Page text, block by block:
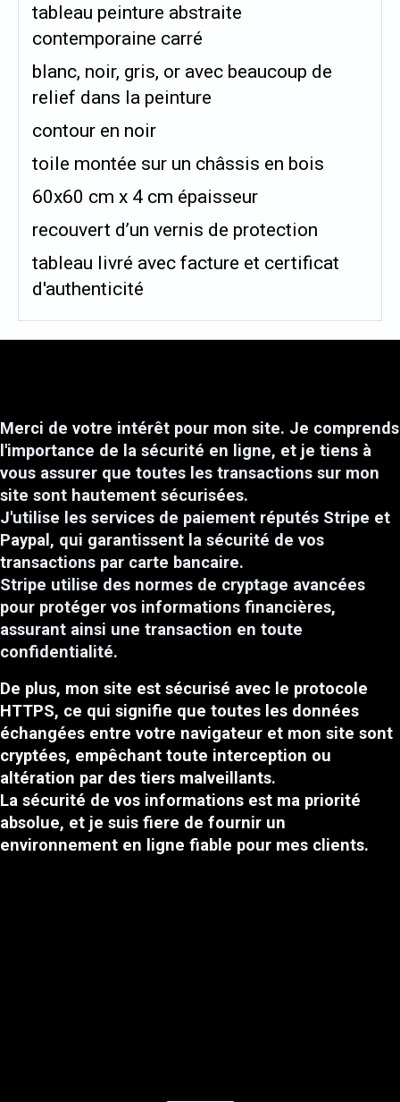
tableau peinture abstraite
contemporaine carré
blanc, noir, gris, or avec beaucoup de
relief dans la peinture
contour en noir
toile montée sur un châssis en bois
60x60 cm x 4 cm épaisseur
recouvert d’un vernis de protection
tableau livré avec facture et certificat
d'authenticité
Merci de votre intérêt pour mon site. Je comprends
l'importance de la sécurité en ligne, et je tiens à
vous assurer que toutes les transactions sur mon
site sont hautement sécurisées.
J'utilise les services de paiement réputés Stripe et
Paypal, qui garantissent la sécurité de vos
transactions par carte bancaire.
Stripe utilise des normes de cryptage avancées
pour protéger vos informations financières,
assurant ainsi une transaction en toute
confidentialité.
De plus, mon site est sécurisé avec le protocole
HTTPS, ce qui signifie que toutes les données
échangées entre votre navigateur et mon site sont
cryptées, empêchant toute interception ou
altération par des tiers malveillants.
La sécurité de vos informations est ma priorité
absolue, et je suis fiere de fournir un
environnement en ligne fiable pour mes clients.